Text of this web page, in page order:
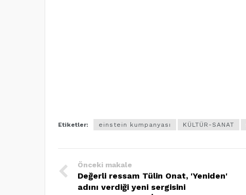
Etiketler: einstein kumpanyası KÜLTÜR-SANAT
Önceki makale
Değerli ressam Tülin Onat, 'Yeniden'
adını verdiği yeni sergisini